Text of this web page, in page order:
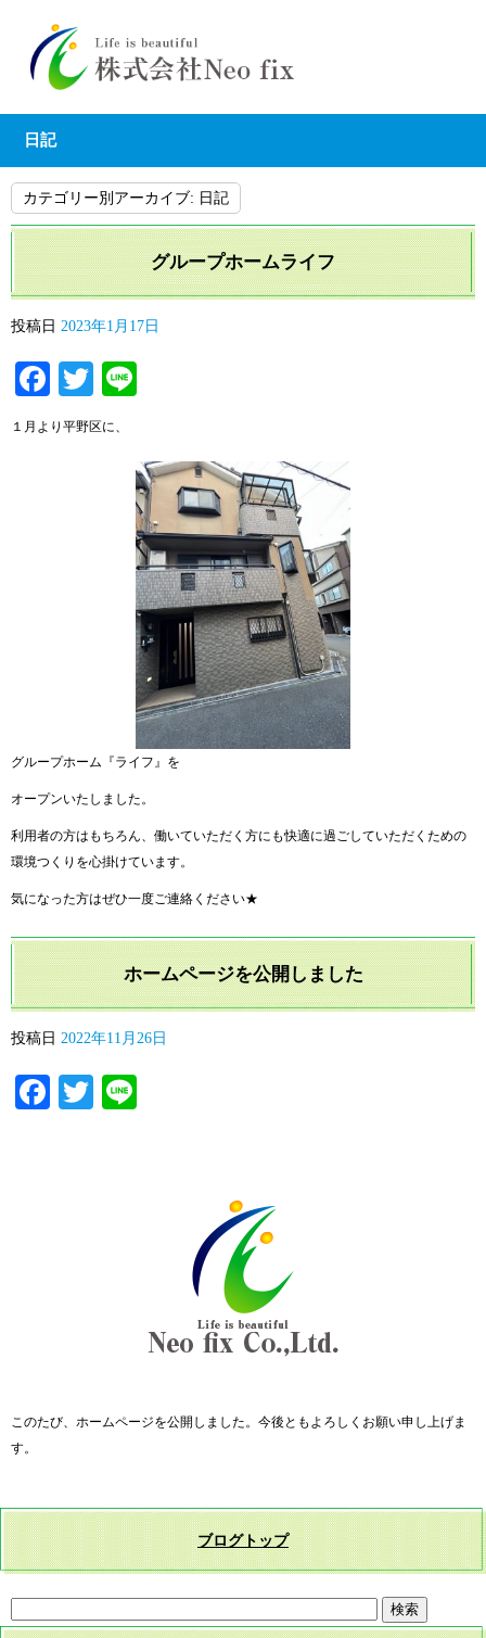
日記
カテゴリー別アーカイブ: 日記
グループホームライフ
投稿日 2023年1月17日
Facebook
Twitter
１月より平野区に、
グループホーム『ライフ』を
オープンいたしました。
利用者の方はもちろん、働いていただく方にも快適に過ごしていただくための
環境つくりを心掛けています。
気になった方はぜひ一度ご連絡ください★
ホームページを公開しました
投稿日 2022年11月26日
Facebook
Twitter
このたび、ホームページを公開しました。今後ともよろしくお願い申し上げま
す。
ブログトップ